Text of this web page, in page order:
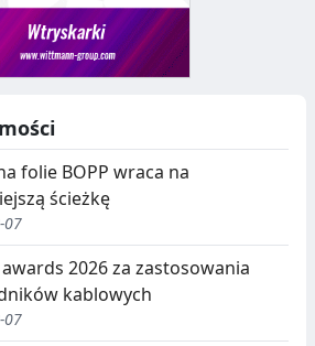
folie BOPP wraca na
ścieżkę
07
2026 za zastosowania
kablowych
07